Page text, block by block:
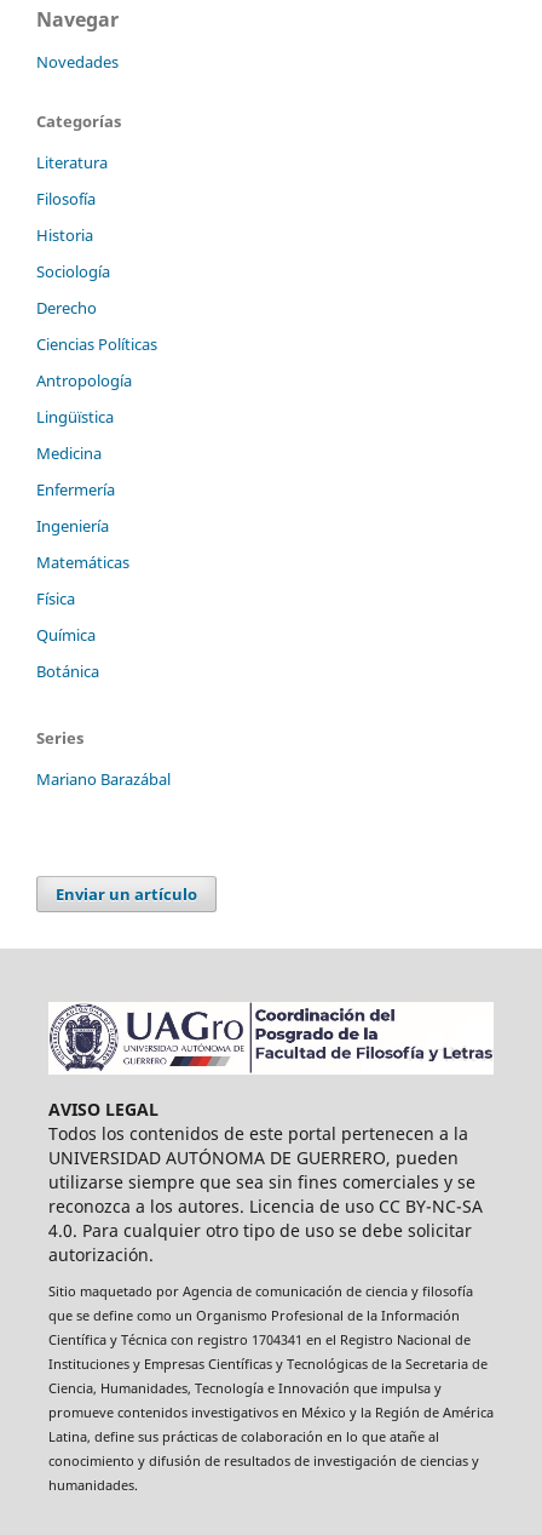
Navegar
Novedades
Categorías
Literatura
Filosofía
Historia
Sociología
Derecho
Ciencias Políticas
Antropología
Lingüïstica
Medicina
Enfermería
Ingeniería
Matemáticas
Física
Química
Botánica
Series
Mariano Barazábal
Enviar un artículo
AVISO LEGAL
Todos los contenidos de este portal pertenecen a la
UNIVERSIDAD AUTÓNOMA DE GUERRERO, pueden
utilizarse siempre que sea sin fines comerciales y se
reconozca a los autores. Licencia de uso CC BY-NC-SA
4.0. Para cualquier otro tipo de uso se debe solicitar
autorización.
Sitio maquetado por Agencia de comunicación de ciencia y filosofía
que se define como un Organismo Profesional de la Información
Científica y Técnica con registro 1704341 en el Registro Nacional de
Instituciones y Empresas Científicas y Tecnológicas de la Secretaria de
Ciencia, Humanidades, Tecnología e Innovación que impulsa y
promueve contenidos investigativos en México y la Región de América
Latina, define sus prácticas de colaboración en lo que atañe al
conocimiento y difusión de resultados de investigación de ciencias y
humanidades.